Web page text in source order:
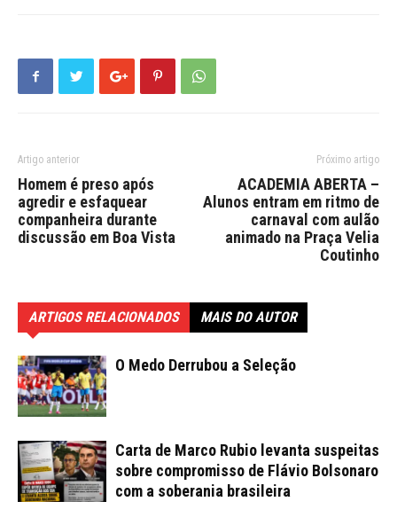
Artigo anterior
Homem é preso após
agredir e esfaquear
companheira durante
discussão em Boa Vista
Próximo artigo
ACADEMIA ABERTA –
Alunos entram em ritmo de
carnaval com aulão
animado na Praça Velia
Coutinho
ARTIGOS RELACIONADOS MAIS DO AUTOR
O Medo Derrubou a Seleção
Carta de Marco Rubio levanta suspeitas
sobre compromisso de Flávio Bolsonaro
com a soberania brasileira